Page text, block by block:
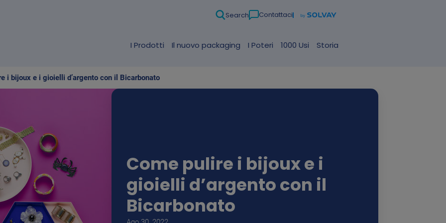
Search Contattaci
I Prodotti Il nuovo packaging I Poteri 1000 Usi Storia
i bijoux e i gioielli d’argento con il Bicarbonato
Come pulire i bijoux e i
gioielli d’argento con il
Bicarbonato